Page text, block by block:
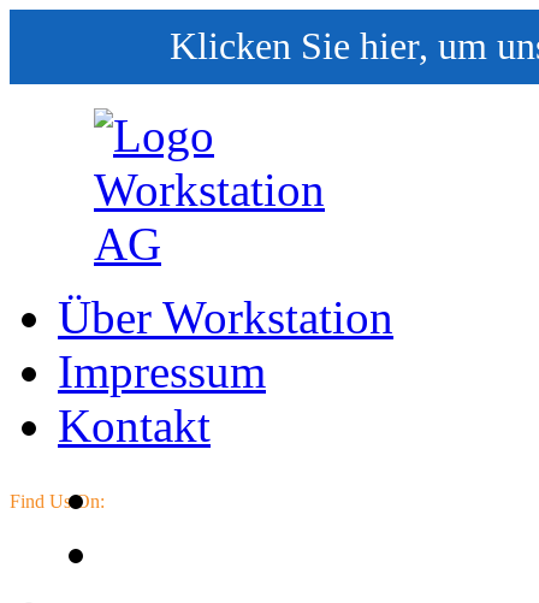
Klicken Sie hier, um
Über Workstation
Impressum
Kontakt
Find Us On: